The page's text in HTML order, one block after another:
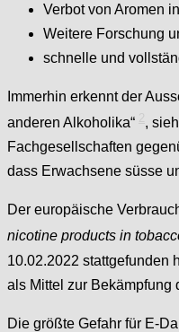
Verbot von Aromen
Weitere Forschung
schnelle und
Immerhin erkennt der
anderen Alkoholika“
,
Fachgesellschaften
dass Erwachsene süsse
Der europäische
nicotine products in
10.02.2022 stattgefunden
als Mittel zur Bekämpfung
Die größte Gefahr für E-